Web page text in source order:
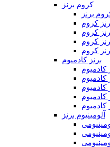
کروم برنز
برنز
کروم
کروم
کروم
کروم
برنز کادمیوم
کادمیوم
کادمیوم
کادمیوم
کادمیوم
کادمیوم
آلومینیوم برنز